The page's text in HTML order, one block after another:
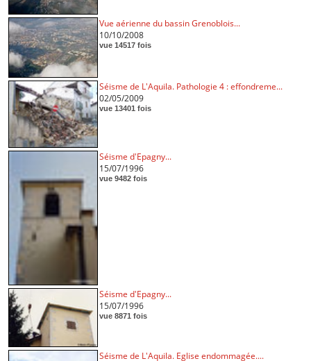
Vue aérienne du bassin Grenoblois...
10/10/2008
vue 14517 fois
Séisme de L'Aquila. Pathologie 4 : effondreme...
02/05/2009
vue 13401 fois
Séisme d'Epagny...
15/07/1996
vue 9482 fois
Séisme d'Epagny...
15/07/1996
vue 8871 fois
Séisme de L'Aquila. Eglise endommagée....